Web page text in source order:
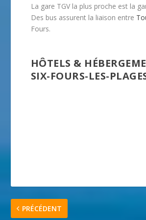
La gare TGV la plus proche est la
Des bus assurent la liaison entre
Fours.
HÔTELS &
SIX-FOURS-LES-
PRÉCÉDENT